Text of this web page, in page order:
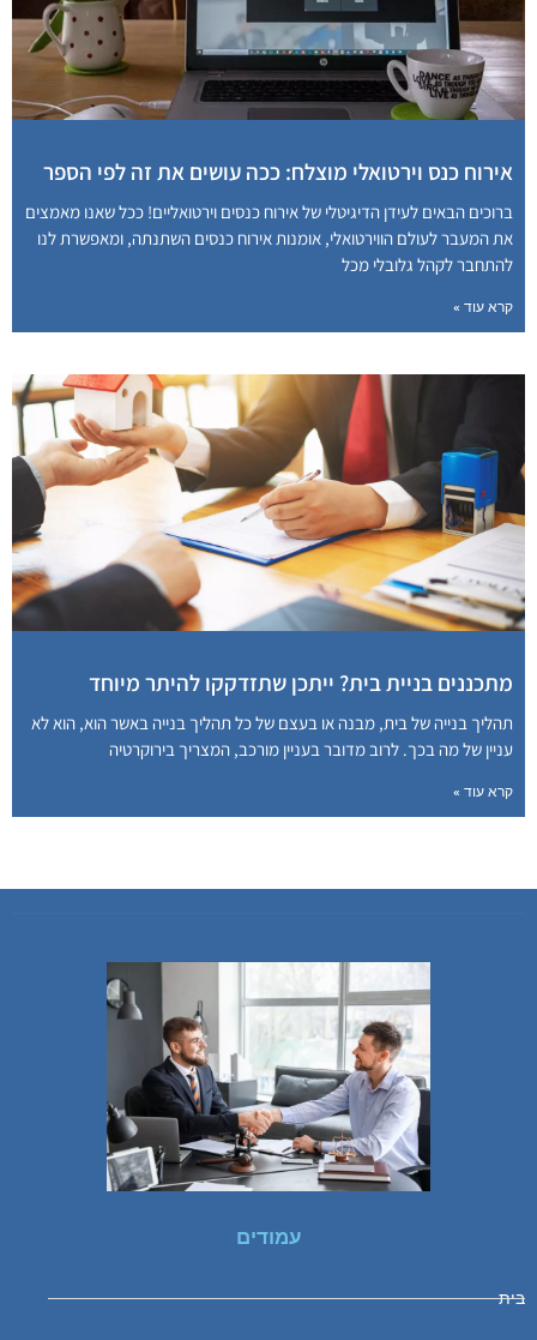
אירוח כנס וירטואלי מוצלח: ככה עושים את זה לפי הספר
ברוכים הבאים לעידן הדיגיטלי של אירוח כנסים וירטואליים! ככל שאנו מאמצים
את המעבר לעולם הווירטואלי, אומנות אירוח כנסים השתנתה, ומאפשרת לנו
להתחבר לקהל גלובלי מכל
קרא עוד »
מתכננים בניית בית? ייתכן שתזדקקו להיתר מיוחד
תהליך בנייה של בית, מבנה או בעצם של כל תהליך בנייה באשר הוא, הוא לא
עניין של מה בכך. לרוב מדובר בעניין מורכב, המצריך בירוקרטיה
קרא עוד »
עמודים
בית